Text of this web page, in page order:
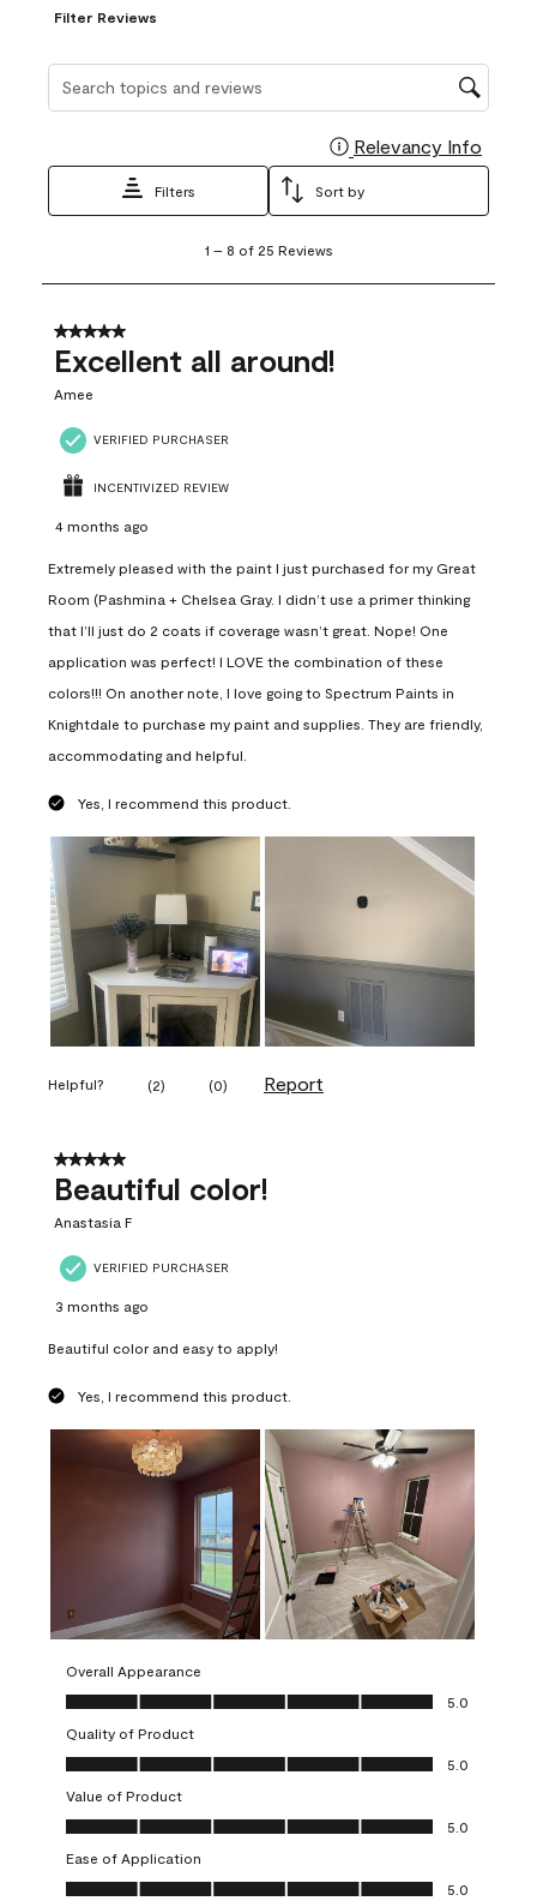
Filter Reviews
Relevancy Info
Filters Sort by
8
25
Reviews
1 – 8 of 25 Reviews
5 out of 5 stars.
Excellent all around!
Amee
VERIFIED PURCHASER
INCENTIVIZED REVIEW
4 months ago
Extremely pleased with the paint I just purchased for my Great
Room (Pashmina + Chelsea Gray. I didn’t use a primer thinking
that I’ll just do 2 coats if coverage wasn’t great. Nope! One
application was perfect! I LOVE the combination of these
colors!!! On another note, I love going to Spectrum Paints in
Knightdale to purchase my paint and supplies. They are friendly,
accommodating and helpful.
Yes, I recommend this product.
Helpful? (2) (0) Report
5 out of 5 stars.
Beautiful color!
Anastasia F
VERIFIED PURCHASER
3 months ago
Beautiful color and easy to apply!
Yes, I recommend this product.
Overall Appearance
Overall Appearance, 5.0 out of 5
5.0
Quality of Product
Quality of Product, 5.0 out of 5
5.0
Value of Product
Value of Product, 5.0 out of 5
5.0
Ease of Application
Ease of Application, 5.0 out of 5
5.0